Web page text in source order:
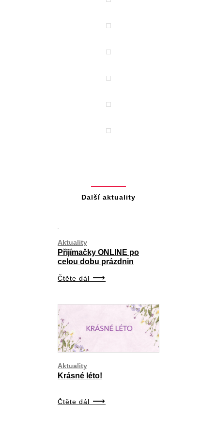
Další aktuality
Aktuality
Přijímačky ONLINE po
celou dobu prázdnin
Čtěte dál
Aktuality
Krásné léto!
Čtěte dál